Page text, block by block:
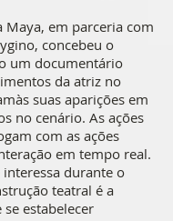
em parceria com
concebeu o
um documentário
da atriz no
suas aparições em
no cenário. As ações
com as ações
em tempo real.
interessa durante o
teatral é a
estabelecer